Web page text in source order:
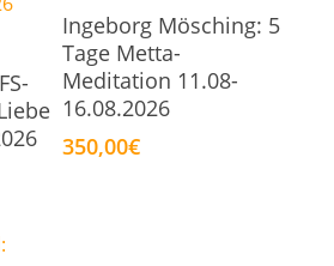
In Den Warenkorb
Ingeborg Mösching: 5
Tage Metta-
Meditation 11.08-
16.08.2026
350,00€